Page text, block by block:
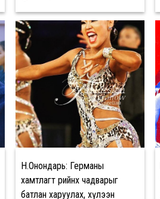
Н.Онондарь: Германы
хамтлагт өөрийнхөө чадварыг
батлан харуулах, хүлээн